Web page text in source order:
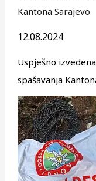
Kantona Sarajevo
12.08.2024
Uspješno
spašavanja